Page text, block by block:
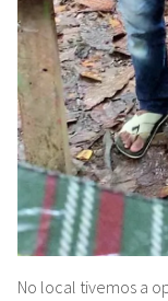
No local tivemos a